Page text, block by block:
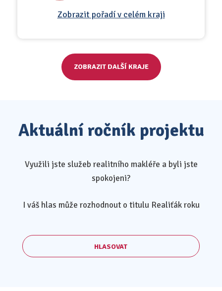
Zobrazit pořadí v celém kraji
ZOBRAZIT DALŠÍ KRAJE
Aktuální ročník projektu
Využili jste služeb realitního makléře a byli jste
spokojeni?
I váš hlas může rozhodnout o titulu Realiťák roku
HLASOVAT